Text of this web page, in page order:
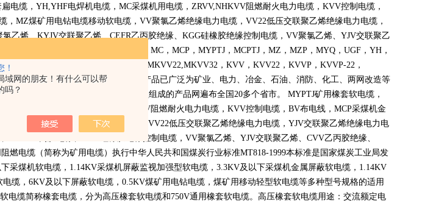
！
域网的朋友！有什么可以帮
吗？
电缆， YH,YHF电焊机电缆， MC采煤机用电缆， ZRVV,NHKVV阻燃耐火电力电缆， KVV控制电缆，
， MZ煤矿用电钻电缆移动软电缆， VV聚氯乙烯绝缘电力电缆， VV22低压交联聚乙烯绝缘电力电缆，
氯乙烯、KYJV交联聚乙烯、CEFR乙丙胶绝缘、 KGG硅橡胶绝缘控制电缆， VV聚氯乙烯、 YJV交联聚乙
电力软电缆，主要规格有 MC ， MCP ， MYPTJ ， MCPTJ ， MZ ， MZP ， MYQ ， UGF ， YH ，
MHY32 MHYVRP,MKVV,MKVV22,MKVV32 ， KVV ， KVV22 ， KVVP ， KVVP-22 ，
，VLV， VLV22，YJV，
等产品已广泛为矿业、电力、冶金、石油、消防、化工、两网改造等
在重点建设项目中，销售及服务人员组成的产品网遍布全国 20多个省市。 MYPTJ矿用橡套软电缆，
ZRVV,NHKVV阻燃耐火电力电缆， KVV控制电缆， BV布电线， MCP采煤机金
软电缆，VV聚氯乙烯绝缘电力电缆， VV22低压交联聚乙烯绝缘电力电缆， YJV交联聚乙烯绝缘电力电
硅橡胶绝缘控制电缆， VV聚氯乙烯、 YJV交联聚乙烯、 CVV乙丙胶绝缘、
燃电缆（简称为矿用电缆）执行中华人民共和国煤炭行业标准MT818-1999本标准是国家煤炭工业局发
采煤机软电缆， 1.14KV采煤机屏蔽监视加强型软电缆， 3.3KV及以下采煤机金属屏蔽软电缆， 1.14KV
缆， 6KV及以下屏蔽软电缆， 0.5KV煤矿用电钻电缆，煤矿用移动轻型软电缆等多种型号规格的适用
电缆简称橡套电缆，分为高压橡套软电缆和 750V通用橡套软电缆。高压橡套软电缆用途：交流额定电